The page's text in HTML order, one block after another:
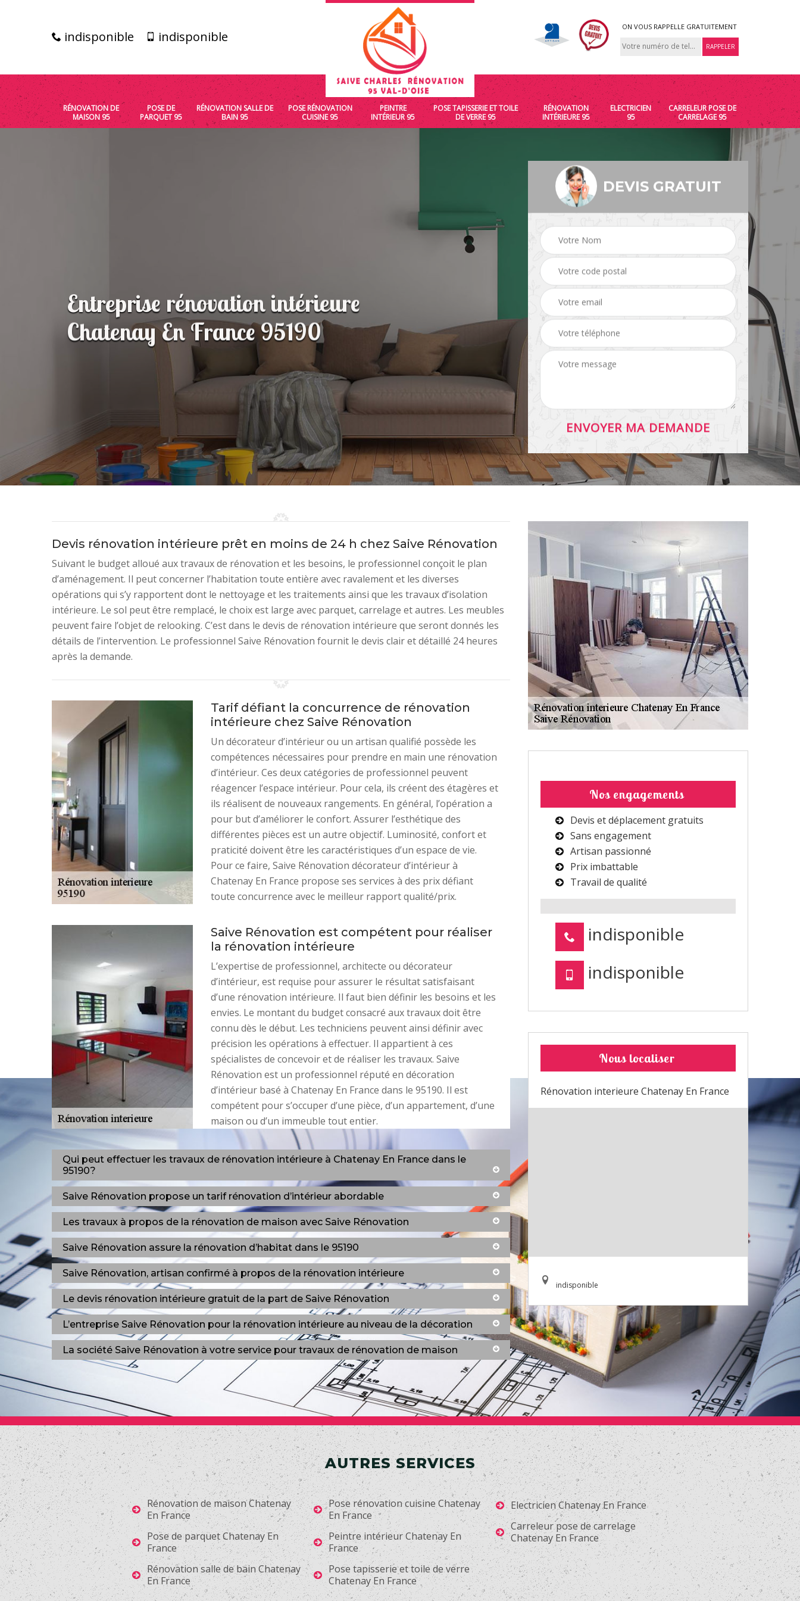
indisponible indisponible
ON VOUS RAPPELLE GRATUITEMENT
RÉNOVATION DE
MAISON 95
POSE DE
PARQUET 95
RÉNOVATION SALLE DE
BAIN 95
POSE RÉNOVATION
CUISINE 95
PEINTRE
INTÉRIEUR 95
POSE TAPISSERIE ET TOILE
DE VERRE 95
RÉNOVATION
INTÉRIEURE 95
ELECTRICIEN
95
CARRELEUR POSE DE
CARRELAGE 95
Entreprise rénovation intérieure
Chatenay En France 95190
DEVIS GRATUIT
Devis rénovation intérieure prêt en moins de 24 h chez Saive Rénovation
Suivant le budget alloué aux travaux de rénovation et les besoins, le professionnel conçoit le plan
d’aménagement. Il peut concerner l’habitation toute entière avec ravalement et les diverses
opérations qui s’y rapportent dont le nettoyage et les traitements ainsi que les travaux d’isolation
intérieure. Le sol peut être remplacé, le choix est large avec parquet, carrelage et autres. Les meubles
peuvent faire l’objet de relooking. C’est dans le devis de rénovation intérieure que seront donnés les
détails de l’intervention. Le professionnel Saive Rénovation fournit le devis clair et détaillé 24 heures
après la demande.
Tarif défiant la concurrence de rénovation
intérieure chez Saive Rénovation
Un décorateur d’intérieur ou un artisan qualifié possède les
compétences nécessaires pour prendre en main une rénovation
d’intérieur. Ces deux catégories de professionnel peuvent
réagencer l’espace intérieur. Pour cela, ils créent des étagères et
ils réalisent de nouveaux rangements. En général, l’opération a
pour but d’améliorer le confort. Assurer l’esthétique des
différentes pièces est un autre objectif. Luminosité, confort et
praticité doivent être les caractéristiques d’un espace de vie.
Pour ce faire, Saive Rénovation décorateur d’intérieur à
Chatenay En France propose ses services à des prix défiant
toute concurrence avec le meilleur rapport qualité/prix.
Saive Rénovation est compétent pour réaliser
la rénovation intérieure
L’expertise de professionnel, architecte ou décorateur
d’intérieur, est requise pour assurer le résultat satisfaisant
d’une rénovation intérieure. Il faut bien définir les besoins et les
envies. Le montant du budget consacré aux travaux doit être
connu dès le début. Les techniciens peuvent ainsi définir avec
précision les opérations à effectuer. Il appartient à ces
spécialistes de concevoir et de réaliser les travaux. Saive
Rénovation est un professionnel réputé en décoration
d’intérieur basé à Chatenay En France dans le 95190. Il est
compétent pour s’occuper d’une pièce, d’un appartement, d’une
maison ou d’un immeuble tout entier.
Qui peut effectuer les travaux de rénovation intérieure à Chatenay En France dans le
95190?
Saive Rénovation propose un tarif rénovation d’intérieur abordable
Les travaux à propos de la rénovation de maison avec Saive Rénovation
Saive Rénovation assure la rénovation d’habitat dans le 95190
Saive Rénovation, artisan confirmé à propos de la rénovation intérieure
Le devis rénovation intérieure gratuit de la part de Saive Rénovation
L’entreprise Saive Rénovation pour la rénovation intérieure au niveau de la décoration
La société Saive Rénovation à votre service pour travaux de rénovation de maison
Nos engagements
Devis et déplacement gratuits
Sans engagement
Artisan passionné
Prix imbattable
Travail de qualité
indisponible
indisponible
Nous localiser
Rénovation interieure Chatenay En France
indisponible
AUTRES SERVICES
Rénovation de maison Chatenay
En France
Pose de parquet Chatenay En
France
Rénovation salle de bain Chatenay
En France
Pose rénovation cuisine Chatenay
En France
Peintre intérieur Chatenay En
France
Pose tapisserie et toile de verre
Chatenay En France
Electricien Chatenay En France
Carreleur pose de carrelage
Chatenay En France